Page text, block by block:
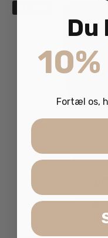
Du
Fortæl os,